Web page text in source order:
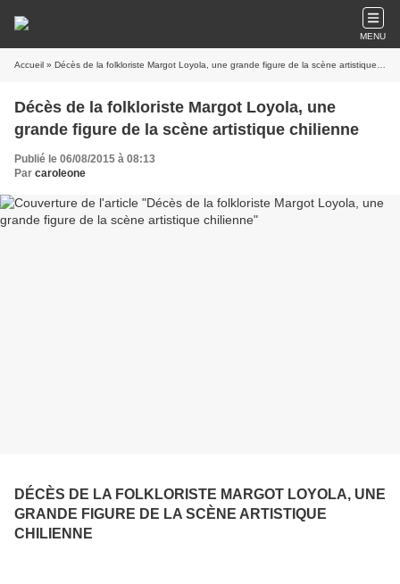
MENU
Accueil » Décès de la folkloriste Margot Loyola, une grande figure de la scène artistique chilienne
Décès de la folkloriste Margot Loyola, une
grande figure de la scène artistique chilienne
Publié le 06/08/2015 à 08:13
Par caroleone
DÉCÈS DE LA FOLKLORISTE MARGOT LOYOLA, UNE
GRANDE FIGURE DE LA SCÈNE ARTISTIQUE
CHILIENNE